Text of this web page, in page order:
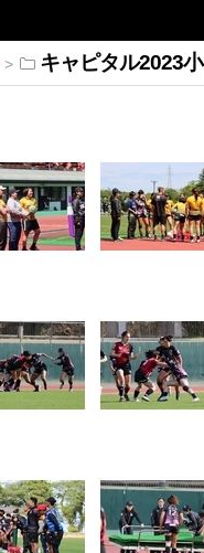
> キャピタル2023小